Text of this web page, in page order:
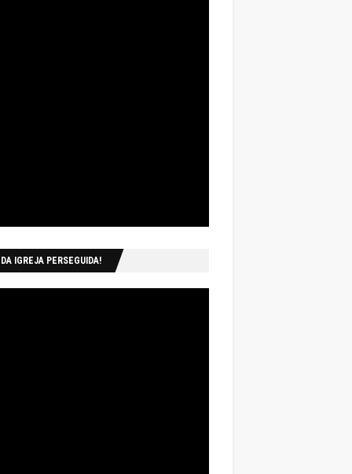
IGREJA PERSEGUIDA!